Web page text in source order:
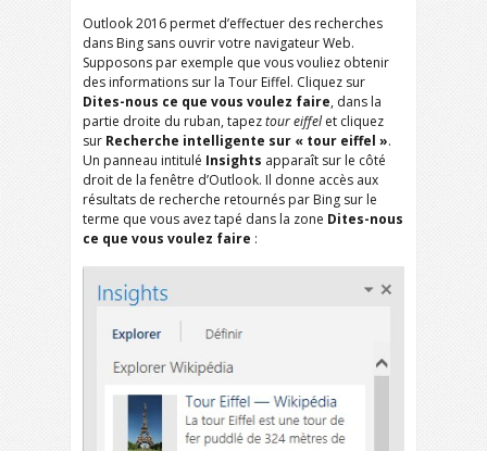
Outlook 2016 permet d’effectuer des recherches
dans Bing sans ouvrir votre navigateur Web.
Supposons par exemple que vous vouliez obtenir
des informations sur la Tour Eiffel. Cliquez sur
Dites-nous ce que vous voulez faire, dans la
partie droite du ruban, tapeztour eiffelet cliquez
sur Recherche intelligente sur « tour eiffel ».
Un panneau intitulé Insights apparaît sur le côté
droit de la fenêtre d’Outlook. Il donne accès aux
résultats de recherche retournés par Bing sur le
terme que vous avez tapé dans la zone Dites-nous
ce que vous voulez faire :